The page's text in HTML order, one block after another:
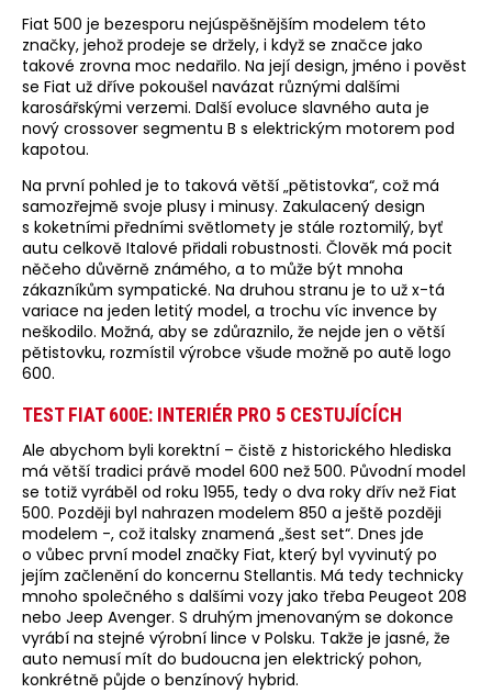
Fiat 500 je bezesporu nejúspěšnějším modelem této
značky, jehož prodeje se držely, i když se značce jako
takové zrovna moc nedařilo. Na její design, jméno i pověst
se Fiat už dříve pokoušel navázat různými dalšími
karosářskými verzemi. Další evoluce slavného auta je
nový crossover segmentu B s elektrickým motorem pod
kapotou.
Na první pohled je to taková větší „pětistovka“, což má
samozřejmě svoje plusy i minusy. Zakulacený design
s koketními předními světlomety je stále roztomilý, byť
autu celkově Italové přidali robustnosti. Člověk má pocit
něčeho důvěrně známého, a to může být mnoha
zákazníkům sympatické. Na druhou stranu je to už x-tá
variace na jeden letitý model, a trochu víc invence by
neškodilo. Možná, aby se zdůraznilo, že nejde jen o větší
pětistovku, rozmístil výrobce všude možně po autě logo
600.
TEST FIAT 600E: INTERIÉR PRO 5 CESTUJÍCÍCH
Ale abychom byli korektní – čistě z historického hlediska
má větší tradici právě model 600 než 500. Původní model
se totiž vyráběl od roku 1955, tedy o dva roky dřív než Fiat
500. Později byl nahrazen modelem 850 a ještě později
modelem -, což italsky znamená „šest set“. Dnes jde
o vůbec první model značky Fiat, který byl vyvinutý po
jejím začlenění do koncernu Stellantis. Má tedy technicky
mnoho společného s dalšími vozy jako třeba Peugeot 208
nebo Jeep Avenger. S druhým jmenovaným se dokonce
vyrábí na stejné výrobní lince v Polsku. Takže je jasné, že
auto nemusí mít do budoucna jen elektrický pohon,
konkrétně půjde o benzínový hybrid.